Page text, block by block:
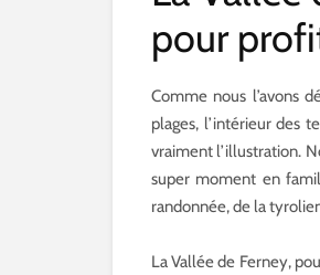
pour
Comme nous l’avons
plages, l’intérieur des
vraiment l’illustration.
super moment en
randonnée, de la
La Vallée de Ferney,